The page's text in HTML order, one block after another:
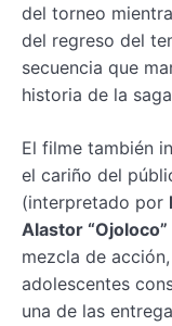
del torneo
del regreso del
secuencia que
historia de la
El filme también
el cariño del
(interpretado por
Alastor
mezcla de
adolescentes
una de las